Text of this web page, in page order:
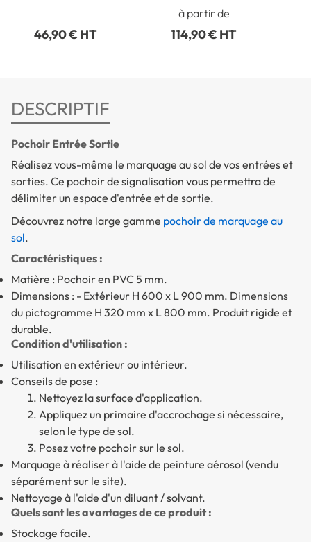
46,90 € HT
à partir de
114,90 € HT
DESCRIPTIF
Pochoir Entrée Sortie
Réalisez vous-même le marquage au sol de vos entrées et
sorties. Ce pochoir de signalisation vous permettra de
délimiter un espace d'entrée et de sortie.
Découvrez notre large gamme pochoir de marquage au
sol.
Caractéristiques :
Matière : Pochoir en PVC 5 mm.
Dimensions : - Extérieur H 600 x L 900 mm. Dimensions
du pictogramme H 320 mm x L 800 mm. Produit rigide et
durable.
Condition d'utilisation :
Utilisation en extérieur ou intérieur.
Conseils de pose :
Nettoyez la surface d'application.
Appliquez un primaire d'accrochage si nécessaire,
selon le type de sol.
Posez votre pochoir sur le sol.
Marquage à réaliser à l'aide de peinture aérosol (vendu
séparément sur le site).
Nettoyage à l'aide d'un diluant / solvant.
Quels sont les avantages de ce produit :
Stockage facile.